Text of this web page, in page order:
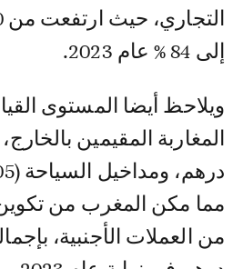
إلى 84 % عام 2023.
ويلاحظ أيضا المستوى
مما مكن المغرب من